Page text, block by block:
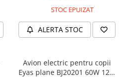
STOC EPUIZAT
ALERTA STOC
Avion electric pentru copii
Eyas plane BJ20201 60W 12V,